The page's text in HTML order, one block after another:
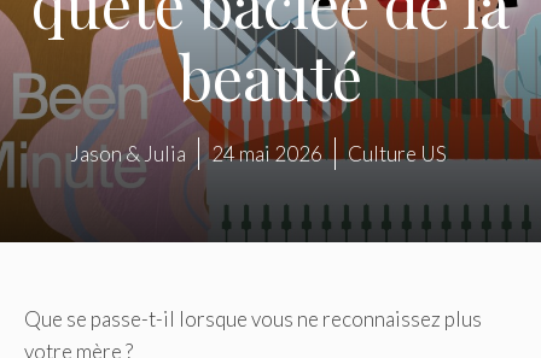
beauté
Jason & Julia 24 mai 2026 Culture US
Que se passe-t-il lorsque vous ne reconnaissez plus
votre mère ?